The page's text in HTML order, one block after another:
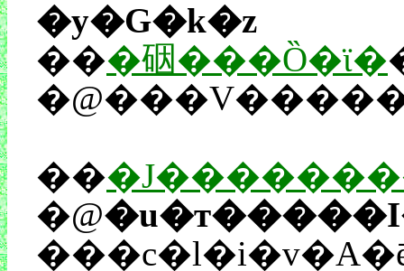
�y�G�k�z
���䂩���Ȍ�ϊ�
��
�@